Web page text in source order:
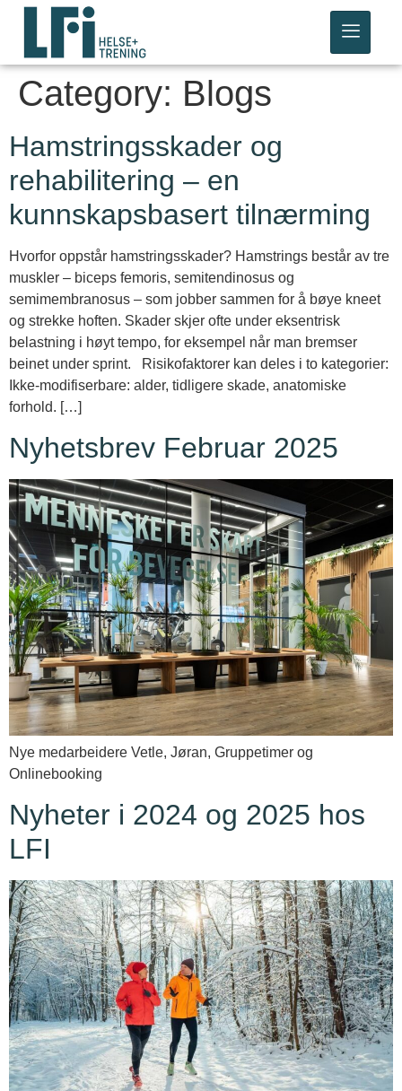
Category: Blogs
Hamstringsskader og
rehabilitering – en
kunnskapsbasert tilnærming
Hvorfor oppstår hamstringsskader? Hamstrings består av tre
muskler – biceps femoris, semitendinosus og
semimembranosus – som jobber sammen for å bøye kneet
og strekke hoften. Skader skjer ofte under eksentrisk
belastning i høyt tempo, for eksempel når man bremser
beinet under sprint. Risikofaktorer kan deles i to kategorier:
Ikke-modifiserbare: alder, tidligere skade, anatomiske
forhold. […]
Nyhetsbrev Februar 2025
Nye medarbeidere Vetle, Jøran, Gruppetimer og
Onlinebooking
Nyheter i 2024 og 2025 hos
LFI